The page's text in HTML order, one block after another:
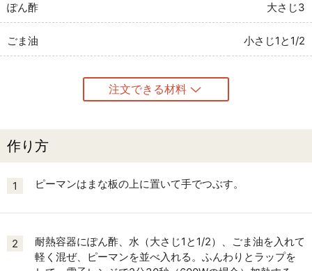
ぽん酢 大さじ3
ごま油 小さじ1と1/2
注文できる材料
作り方
1 ピーマンはまな板の上に置いて手でつぶす。
2
耐熱容器にぽん酢、水（大さじ1と1/2）、ごま油を入れて
軽く混ぜ、ピーマンを並べ入れる。ふんわりとラップを